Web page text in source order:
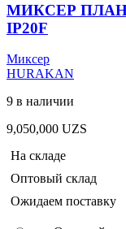
МИКСЕР
IP20F
Миксер
HURAKAN
9 в наличии
9,050,000 UZS
На складе
Оптовый склад
Ожидаем поставку